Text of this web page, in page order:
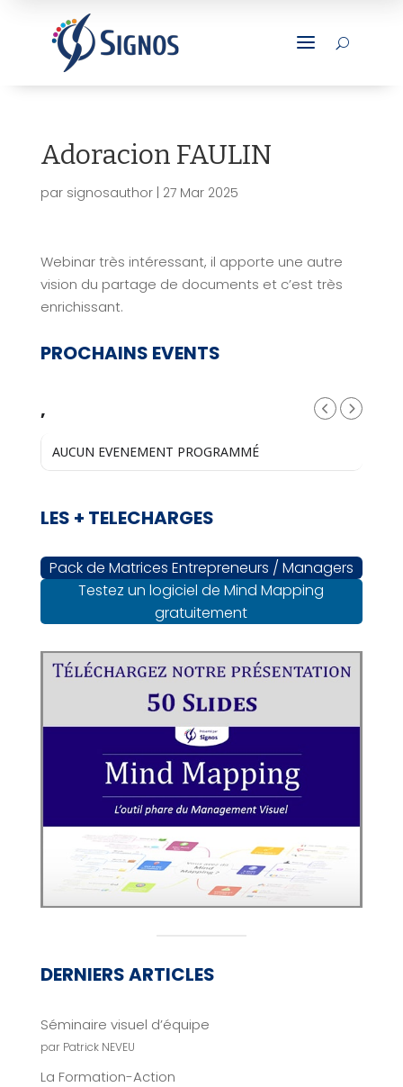
a U
Adoracion FAULIN
par signosauthor| 27 Mar 2025
Webinar très intéressant, il apporte une autre
vision du partage de documents et c’est très
enrichissant.
PROCHAINS EVENTS
,
AUCUN EVENEMENT PROGRAMMÉ
LES + TELECHARGES
Pack de Matrices Entrepreneurs / Managers
Testez un logiciel de Mind Mapping
gratuitement
DERNIERS ARTICLES
Séminaire visuel d’équipe
par Patrick NEVEU
La Formation-Action